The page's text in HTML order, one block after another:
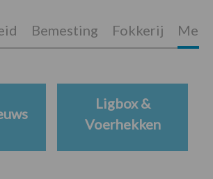
Bemesting Fokkerij
Ligbox &
Voerhekken